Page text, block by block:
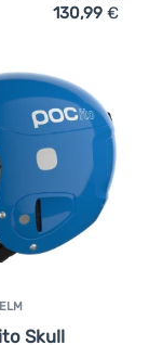
Pure'130,99 €
Skull